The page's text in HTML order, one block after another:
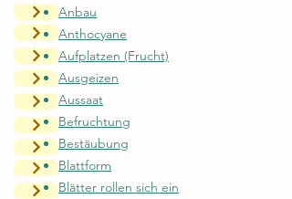
Anbau
Anthocyane
Aufplatzen (Frucht)
Ausgeizen
Aussaat
Befruchtung
Bestäubung
Blattform
Blätter rollen sich ein